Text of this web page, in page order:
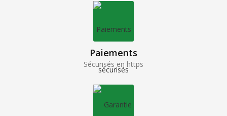
Paiements
Sécurisés en https